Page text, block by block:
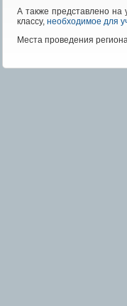
А также представлено на
классу, необходимое для
Места проведения